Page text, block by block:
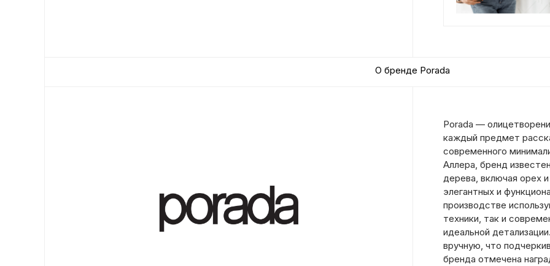
О бренде Porada
Porada —
каждый предмет
современного
Аллера, бренд
дерева, включая орех
элегантных и
производстве
техники, так и
идеальной
вручную, что
бренда отмечена